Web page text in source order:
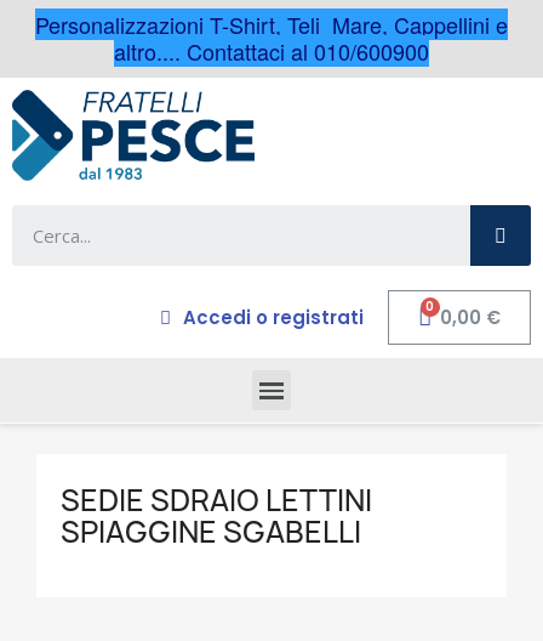
Personalizzazioni T-Shirt, Teli Mare, Cappellini e
altro.... Contattaci al 010/600900
Accedi o registrati 0,00 €
SEDIE SDRAIO LETTINI
SPIAGGINE SGABELLI